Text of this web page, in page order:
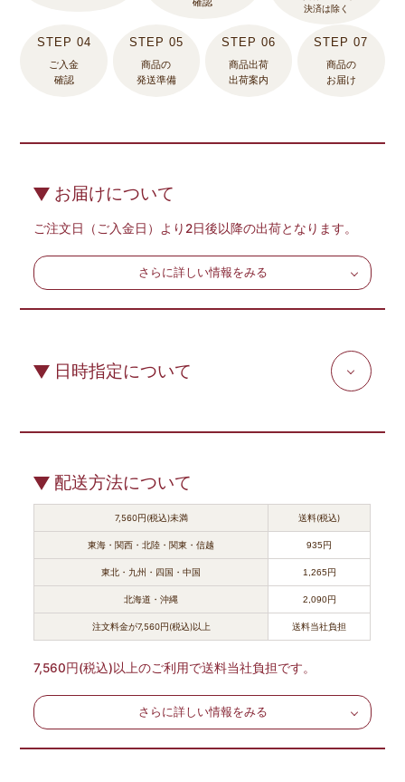
決済は除く
ご入金
確認
商品の
発送準備
商品出荷
出荷案内
商品の
お届け
お届けについて
ご注文日（ご入金日）より2日後以降の出荷となります。
さらに詳しい情報をみる
日時指定について
配送方法について
7,560円(税込)未満 送料(税込)
東海・関西・北陸・関東・信越 935円
東北・九州・四国・中国 1,265円
北海道・沖縄 2,090円
注文料金が7,560円(税込)以上 送料当社負担
7,560円(税込)以上のご利用で送料当社負担です。
さらに詳しい情報をみる